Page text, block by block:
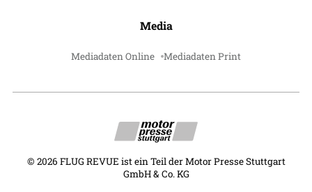
Media
Mediadaten Online Mediadaten Print
© 2026 FLUG REVUE ist ein Teil der Motor Presse Stuttgart
GmbH & Co. KG